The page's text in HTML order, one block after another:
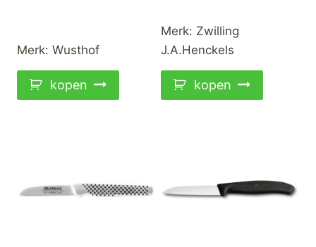
Merk: Wusthof
kopen
Merk: Zwilling
J.A.Henckels
kopen